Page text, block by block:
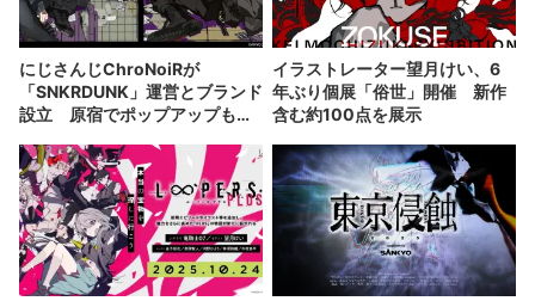
にじさんじChroNoiRが
「SNKRDUNK」運営とブランド
設立 原宿でポップアップも開
イラストレーター望月けい、6
年ぶり個展「俗世」開催 新作
含む約100点を展示